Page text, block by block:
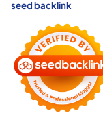
seed backlink